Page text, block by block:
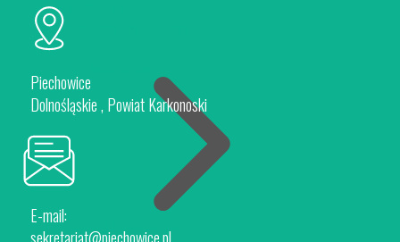
Piechowice
Rokytnice nad Jizerou
Oferta Inwestycyjna
Piechowice
Dolnośląskie , Powiat Karkonoski
E-mail: